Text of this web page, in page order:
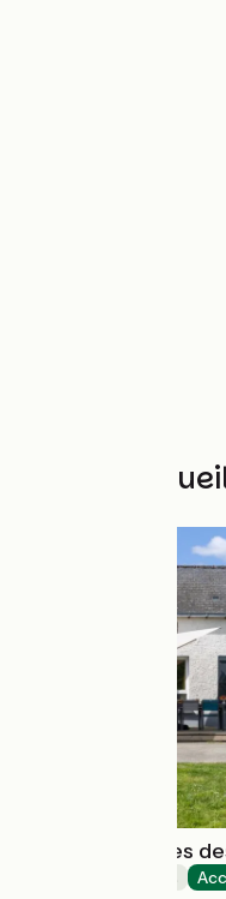
Autres
Chambre d'hôtes